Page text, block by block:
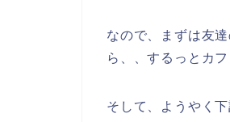
なので、まずは友
ら、、するっとカ
そして、ようやく